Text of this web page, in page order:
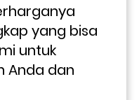
yang bisa
untuk
Anda dan